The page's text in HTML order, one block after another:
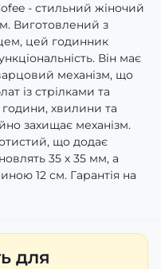
- стильний жіночий
Виготовлений з
цей годинник
Він має
механізм, що
із стрілками та
хвилини та
захищає механізм.
що додає
35 х 35 мм, а
12 см. Гарантія на
для